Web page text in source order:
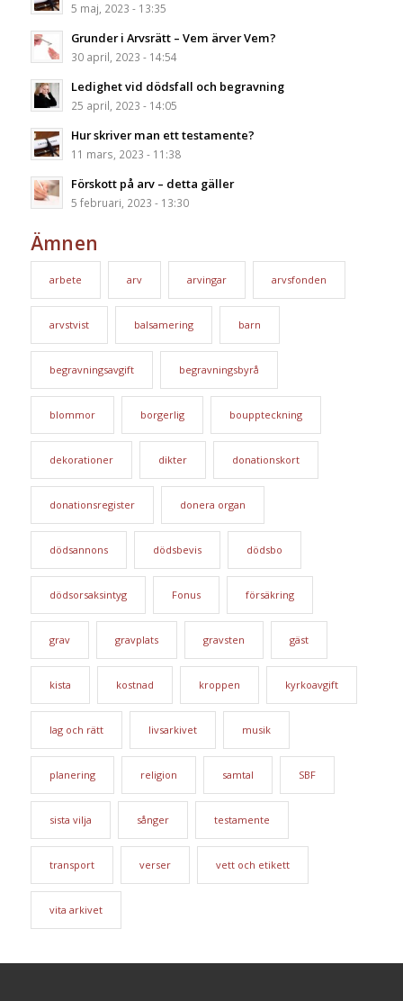
5 maj, 2023 - 13:35
Grunder i Arvsrätt – Vem ärver Vem?
30 april, 2023 - 14:54
Ledighet vid dödsfall och begravning
25 april, 2023 - 14:05
Hur skriver man ett testamente?
11 mars, 2023 - 11:38
Förskott på arv – detta gäller
5 februari, 2023 - 13:30
Ämnen
arbete arv arvingar arvsfonden
arvstvist balsamering barn
begravningsavgift begravningsbyrå
blommor borgerlig bouppteckning
dekorationer dikter donationskort
donationsregister donera organ
dödsannons dödsbevis dödsbo
dödsorsaksintyg Fonus försäkring
grav gravplats gravsten gäst
kista kostnad kroppen kyrkoavgift
lag och rätt livsarkivet musik
planering religion samtal SBF
sista vilja sånger testamente
transport verser vett och etikett
vita arkivet